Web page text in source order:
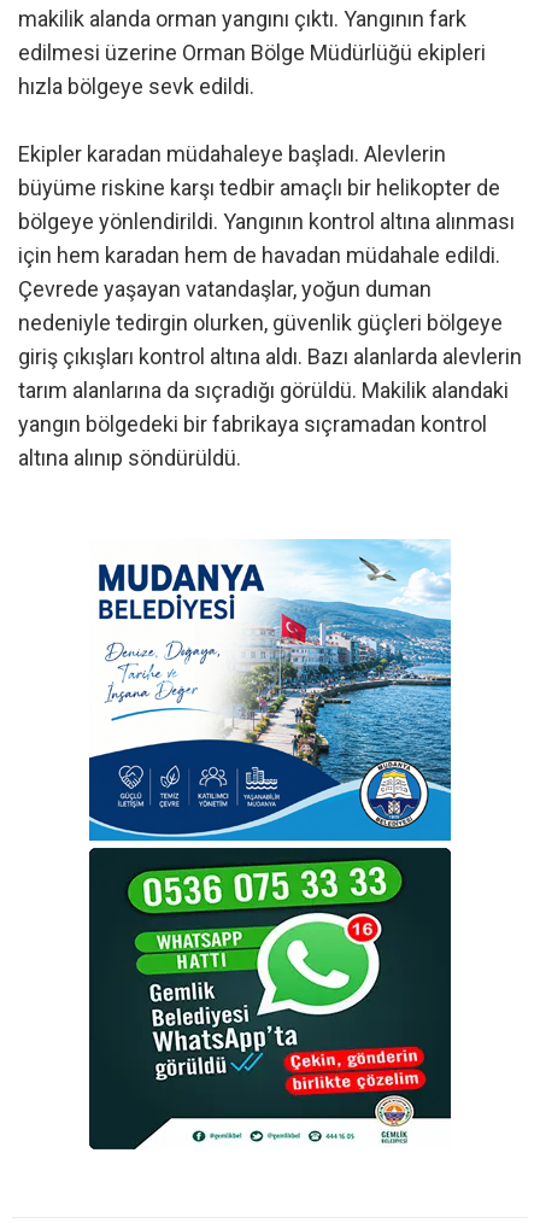
makilik alanda orman yangını çıktı. Yangının fark
edilmesi üzerine Orman Bölge Müdürlüğü ekipleri
hızla bölgeye sevk edildi.
Ekipler karadan müdahaleye başladı. Alevlerin
büyüme riskine karşı tedbir amaçlı bir helikopter de
bölgeye yönlendirildi. Yangının kontrol altına alınması
için hem karadan hem de havadan müdahale edildi.
Çevrede yaşayan vatandaşlar, yoğun duman
nedeniyle tedirgin olurken, güvenlik güçleri bölgeye
giriş çıkışları kontrol altına aldı. Bazı alanlarda alevlerin
tarım alanlarına da sıçradığı görüldü. Makilik alandaki
yangın bölgedeki bir fabrikaya sıçramadan kontrol
altına alınıp söndürüldü.